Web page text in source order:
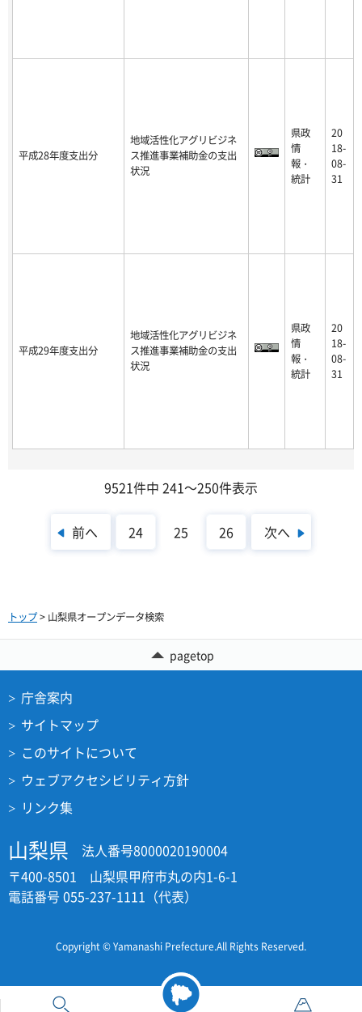
平成28年度支出分
地域活性化アグリビジネ
ス推進事業補助金の支出
状況
県政
情
報・
統計
20
18-
08-
31
平成29年度支出分
地域活性化アグリビジネ
ス推進事業補助金の支出
状況
県政
情
報・
統計
20
18-
08-
31
9521件中 241～250件表示
前へ 24 25 26 次へ
トップ> 山梨県オープンデータ検索
pagetop
庁舎案内
サイトマップ
このサイトについて
ウェブアクセシビリティ方針
リンク集
山梨県
法人番号8000020190004
〒400-8501 山梨県甲府市丸の内1-6-1
電話番号 055-237-1111（代表）
Copyright © Yamanashi Prefecture.All Rights Reserved.